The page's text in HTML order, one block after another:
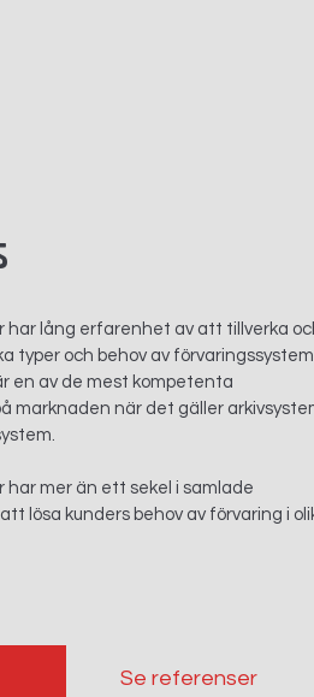
har lång erfarenhet av att tillverka
typer och behov av
en av de mest kompetenta
marknaden när det gäller
har mer än ett sekel i samlade
lösa kunders behov av förvaring i
Se referenser